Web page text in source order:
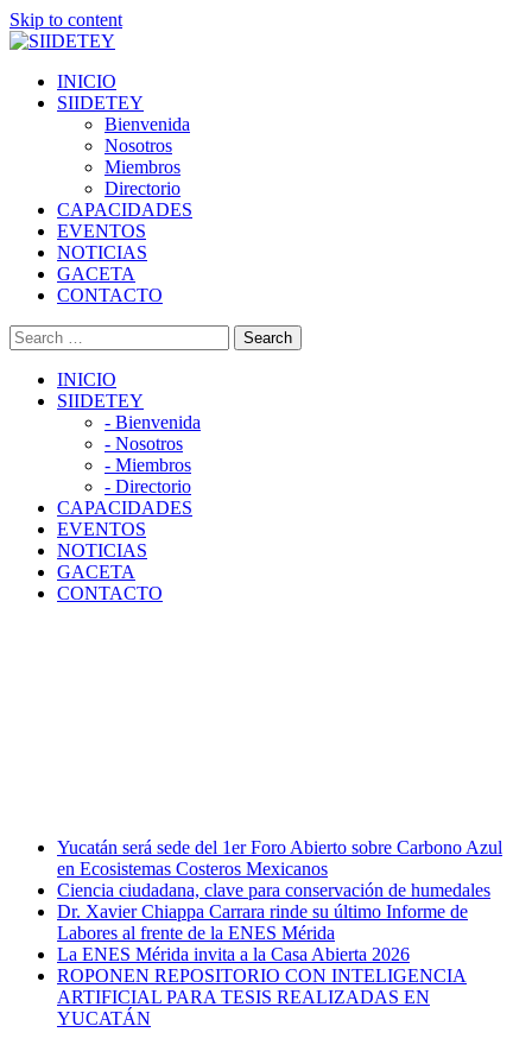
Skip to content
INICIO
SIIDETEY
Bienvenida
Nosotros
Miembros
Directorio
CAPACIDADES
EVENTOS
NOTICIAS
GACETA
CONTACTO
INICIO
SIIDETEY
- Bienvenida
- Nosotros
- Miembros
- Directorio
CAPACIDADES
EVENTOS
NOTICIAS
GACETA
CONTACTO
Yucatán será sede del 1er Foro Abierto sobre Carbono Azul
en Ecosistemas Costeros Mexicanos
Ciencia ciudadana, clave para conservación de humedales
Dr. Xavier Chiappa Carrara rinde su último Informe de
Labores al frente de la ENES Mérida
La ENES Mérida invita a la Casa Abierta 2026
ROPONEN REPOSITORIO CON INTELIGENCIA
ARTIFICIAL PARA TESIS REALIZADAS EN
YUCATÁN